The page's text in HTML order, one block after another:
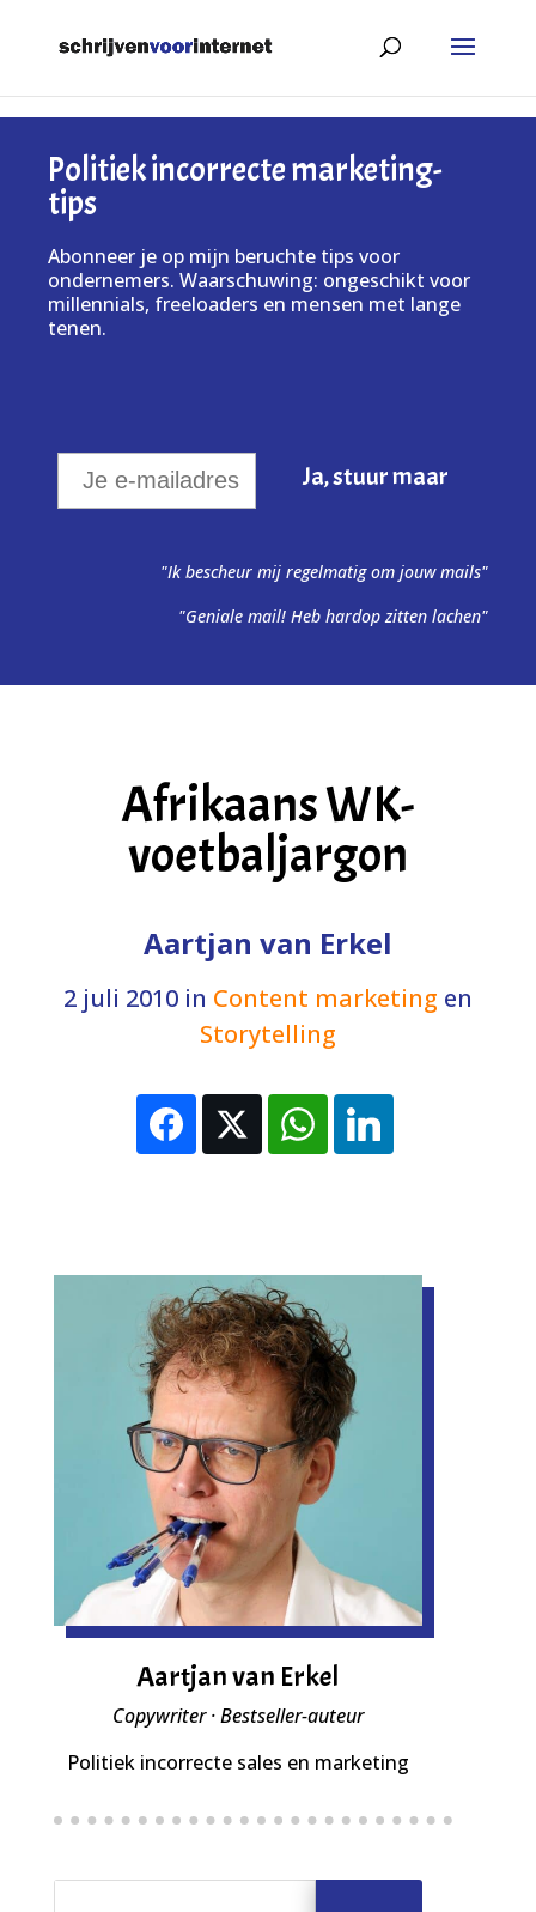
Politiek incorrecte marketing-
tips
Abonneer je op mijn beruchte tips voor
ondernemers. Waarschuwing: ongeschikt voor
millennials, freeloaders en mensen met lange
tenen.
"Ik bescheur mij regelmatig om jouw mails"
"Geniale mail! Heb hardop zitten lachen"
Afrikaans WK-
voetbaljargon
Aartjan van Erkel
2 juli 2010in Content marketing en
Storytelling
Aartjan van Erkel
Copywriter · Bestseller-auteur
Politiek incorrecte sales en marketing